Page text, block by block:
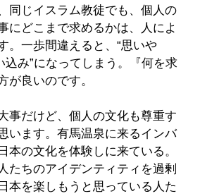
同じイスラム教徒でも、個人の
にどこまで求めるかは、人によ
。一歩間違えると、“思いや
込み”になってしまう。『何を求
が良いのです。
事だけど、個人の文化も尊重す
います。有馬温泉に来るインバ
本の文化を体験しに来ている。
たちのアイデンティティを過剰
本を楽しもうと思っている人た